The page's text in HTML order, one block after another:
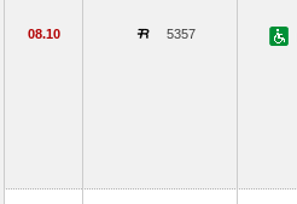
08.10 5357